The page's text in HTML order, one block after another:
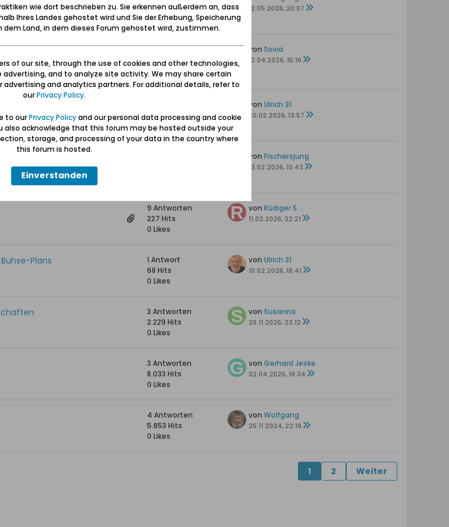
2.847 Hits
0 Likes
12.05.2026, 20:07
mit
0 Antworten
80 Hits
0 Likes
von Sovia
12.04.2026, 15:16
Gdańsk
137 Hits
0 Likes
von Ulrich 31
20.02.2026, 13:57
von Fischersjung
13.02.2026, 10:43
9 Antworten
227 Hits
0 Likes
von Rüdiger S.
11.02.2026, 22:21
Plans
1 Antwort
68 Hits
0 Likes
von Ulrich 31
10.02.2026, 18:41
3 Antworten
2.229 Hits
0 Likes
von Susanna
26.11.2025, 23:12
3 Antworten
8.033 Hits
0 Likes
von Gerhard Jeske
02.04.2025, 19:34
4 Antworten
5.853 Hits
0 Likes
von Wolfgang
25.11.2024, 22:19
1 2 Weiter
wie dort beschrieben zu. Sie erkennen außerdem an, dass
Ihres Landes gehostet wird und Sie der Erhebung, Speicherung
dem Land, in dem dieses Forum gehostet wird, zustimmen.
of our site, through the use of cookies and other technologies,
advertising, and to analyze site activity. We may share certain
and analytics partners. For additional details, refer to
ourPrivacy Policy.
to ourPrivacy Policyand our personal data processing and cookie
also acknowledge that this forum may be hosted outside your
storage, and processing of your data in the country where
this forum is hosted.
Einverstanden